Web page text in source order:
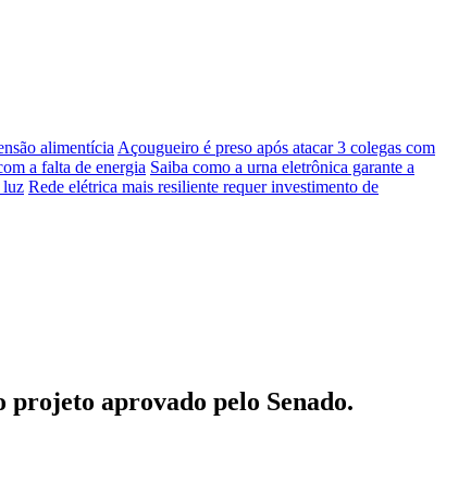
alimentícia Açougueiro é preso após atacar 3 colegas com
a falta de energia Saiba como a urna eletrônica garante a
luz Rede elétrica mais resiliente requer investimento de
aprovado pelo Senado.